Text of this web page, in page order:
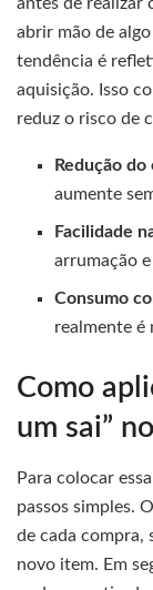
antes de realizar
abrir mão de
tendência é
aquisição. Isso
reduz o risco de
Redução do
aumente
Facilidade
arrumação
Consumo
realmente é
Como
um sai”
Para colocar
passos simples.
de cada compra,
novo item. Em